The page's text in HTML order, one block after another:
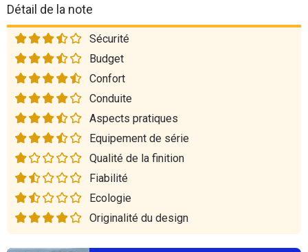
Détail de la note
Sécurité
Budget
Confort
Conduite
Aspects pratiques
Equipement de série
Qualité de la finition
Fiabilité
Ecologie
Originalité du design